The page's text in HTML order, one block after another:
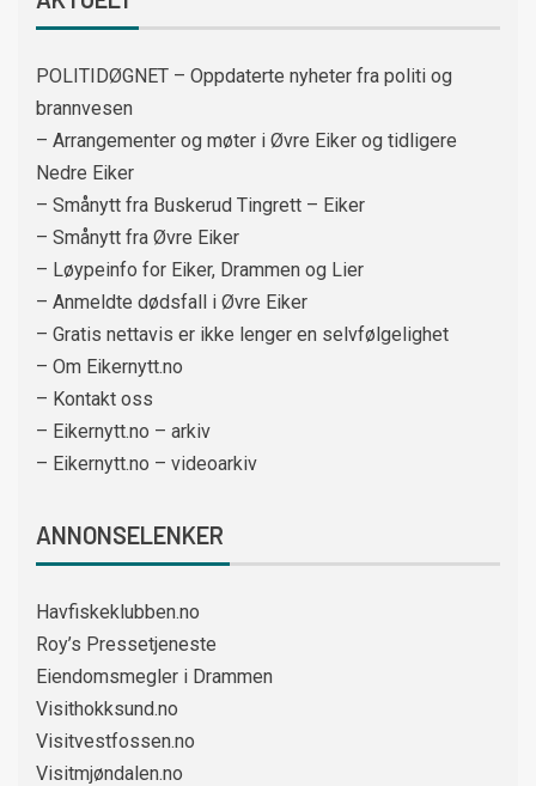
POLITIDØGNET – Oppdaterte nyheter fra politi og
brannvesen
– Arrangementer og møter i Øvre Eiker og tidligere
Nedre Eiker
– Smånytt fra Buskerud Tingrett – Eiker
– Smånytt fra Øvre Eiker
– Løypeinfo for Eiker, Drammen og Lier
– Anmeldte dødsfall i Øvre Eiker
– Gratis nettavis er ikke lenger en selvfølgelighet
– Om Eikernytt.no
– Kontakt oss
– Eikernytt.no – arkiv
– Eikernytt.no – videoarkiv
ANNONSELENKER
Havfiskeklubben.no
Roy’s Pressetjeneste
Eiendomsmegler i Drammen
Visithokksund.no
Visitvestfossen.no
Visitmjøndalen.no